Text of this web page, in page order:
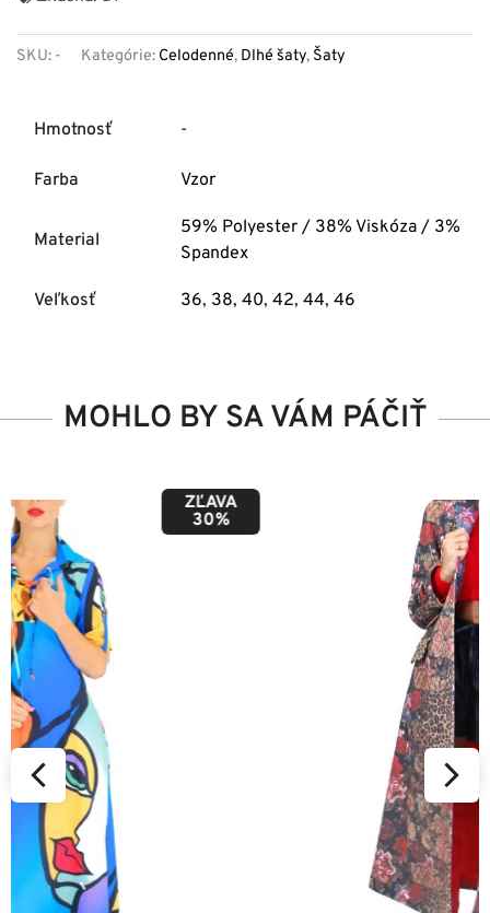
SKU: - Kategórie: Celodenné, Dlhé šaty, Šaty
Hmotnosť -
Farba Vzor
Material
59% Polyester / 38% Viskóza / 3%
Spandex
Veľkosť 36, 38, 40, 42, 44, 46
MOHLO BY SA VÁM PÁČIŤ
ZĽAVA
50%